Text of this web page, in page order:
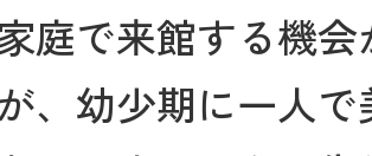
庭で来館する機
、幼少期に一人